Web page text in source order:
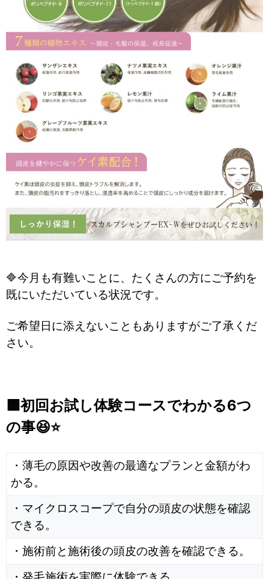
🔷今月も有難いことに、たくさんの方にご予約を
既にいただいている状況です。
ご希望日に添えないこともありますがご了承くだ
さい。
🟩初回お試し体験コースでわかる6つ
の事😆⭐
・薄毛の原因や改善の最適なプランと金額がわ
かる。
・マイクロスコープで自分の頭皮の状態を確認
できる。
・施術前と施術後の頭皮の改善を確認できる。